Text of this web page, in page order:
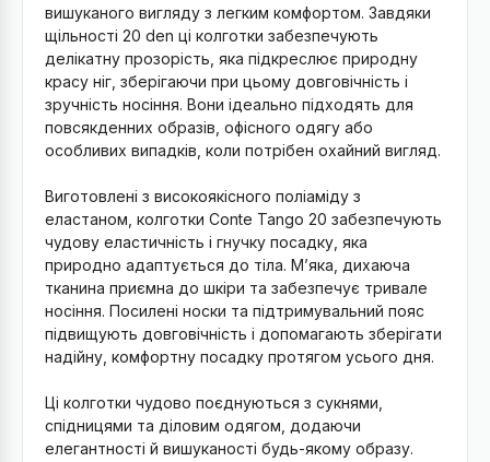
вишуканого вигляду з легким комфортом. Завдяки
щільності 20 den ці колготки забезпечують
делікатну прозорість, яка підкреслює природну
красу ніг, зберігаючи при цьому довговічність і
зручність носіння. Вони ідеально підходять для
повсякденних образів, офісного одягу або
особливих випадків, коли потрібен охайний вигляд.
Виготовлені з високоякісного поліаміду з
еластаном, колготки Conte Tango 20 забезпечують
чудову еластичність і гнучку посадку, яка
природно адаптується до тіла. М’яка, дихаюча
тканина приємна до шкіри та забезпечує тривале
носіння. Посилені носки та підтримувальний пояс
підвищують довговічність і допомагають зберігати
надійну, комфортну посадку протягом усього дня.
Ці колготки чудово поєднуються з сукнями,
спідницями та діловим одягом, додаючи
елегантності й вишуканості будь-якому образу.